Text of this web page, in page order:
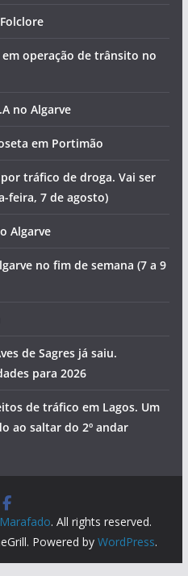
operação de trânsito no
no Algarve
em Portimão
tráfico de droga. Vai ser
feira, 7 de agosto)
Algarve
no fim de semana (7 a 9
de Sagres já saiu.
para 2026
de tráfico em Lagos. Um
ao saltar do 2º andar
. All rights reserved.
Powered by WordPress.